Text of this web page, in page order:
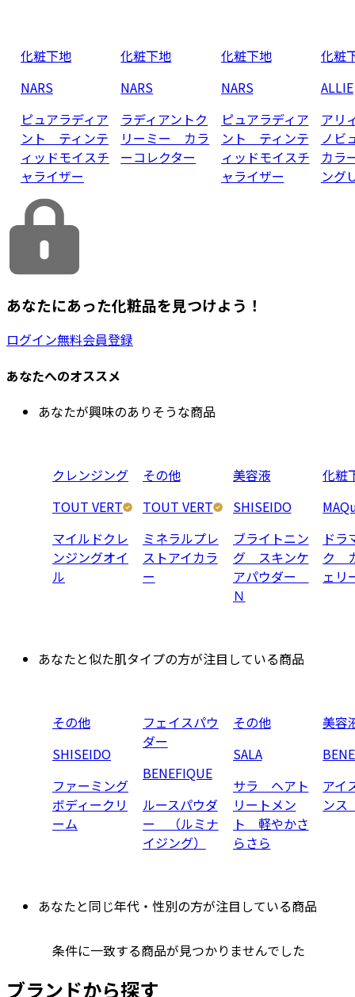
化粧下地
NARS
ピュアラディア
ント ティンテ
ィッドモイスチ
ャライザー
化粧下地
NARS
ラディアントク
リーミー カラ
ーコレクター
化粧下地
NARS
ピュアラディア
ント ティンテ
ィッドモイスチ
ャライザー
化粧
ALLIE
アリ
ノビ
カラ
ング
あなたにあった化粧品を見つけよう！
ログイン無料会員登録
あなたへのオススメ
あなたが興味のありそうな商品
クレンジング
TOUT VERT
マイルドクレ
ンジングオイ
ル
その他
TOUT VERT
ミネラルプレ
ストアイカラ
ー
美容液
SHISEIDO
ブライトニン
グ スキンケ
アパウダー
Ｎ
化粧
ドラ
ク
ェ
あなたと似た肌タイプの方が注目している商品
その他
SHISEIDO
ファーミング
ボディークリ
ーム
フェイスパウ
ダー
BENEFIQUE
ルースパウダ
ー （ルミナ
イジング）
その他
SALA
サラ ヘアト
リートメン
ト 軽やかさ
らさら
美容
アイ
ン
あなたと同じ年代・性別の方が注目している商品
条件に一致する商品が見つかりませんでした
ブランドから探す